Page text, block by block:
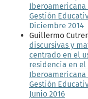
Iberoamericana
Gestión
Diciembre 2014
Guillermo
discursivas y
centrado en el
residencia en
Iberoamericana
Gestión
Junio 2016